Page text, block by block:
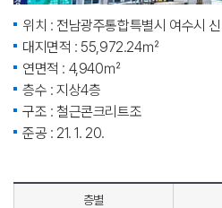
위치 : 전남광주통합특별시 여수시
대지면적 : 55,972.24㎡
연면적 : 4,940㎡
층수 : 지상4층
구조 : 철근콘크리트조
준공 : 21. 1. 20.
층별